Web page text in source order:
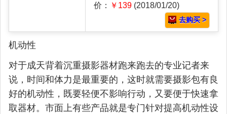
价：
￥139 (2018/01/20)
去购买 >
机动性
对于成天背着沉重摄影器材跑来跑去的专业记者来
说，时间和体力是最重要的，这时就需要摄影包有良
好的机动性，既要轻便不影响行动，又要便于快速拿
取器材。市面上有些产品就是专门针对提高机动性设